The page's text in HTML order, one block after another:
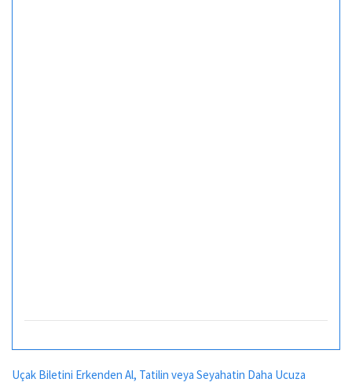
Uçak Biletini Erkenden Al, Tatilin veya Seyahatin Daha Ucuza